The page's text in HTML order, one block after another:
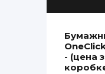
- (цена